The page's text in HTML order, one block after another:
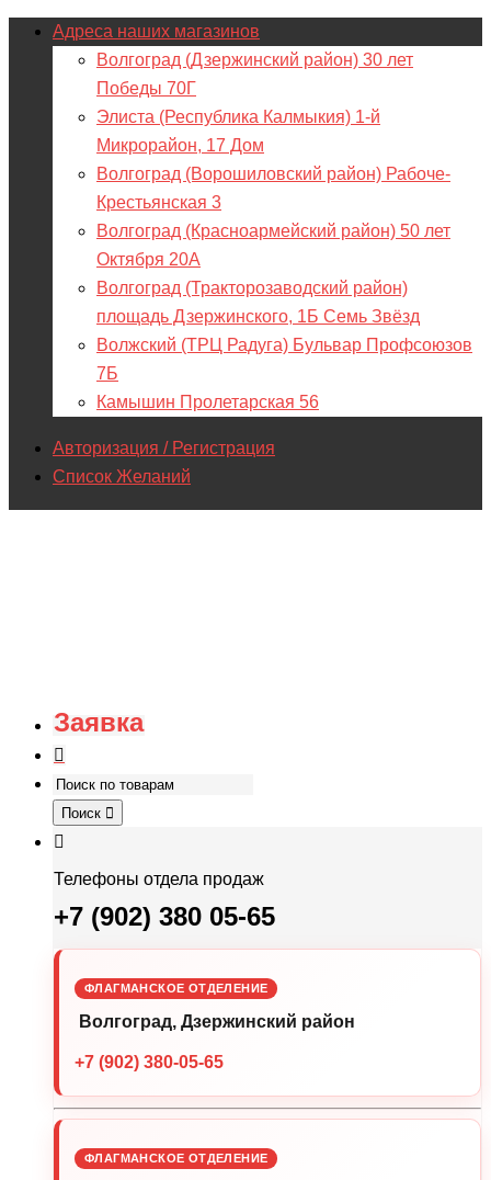
Адреса наших магазинов
Волгоград (Дзержинский район) 30 лет
Победы 70Г
Элиста (Республика Калмыкия) 1-й
Микрорайон, 17 Дом
Волгоград (Ворошиловский район) Рабоче-
Крестьянская 3
Волгоград (Красноармейский район) 50 лет
Октября 20А
Волгоград (Тракторозаводский район)
площадь Дзержинского, 1Б Семь Звёзд
Волжский (ТРЦ Радуга) Бульвар Профсоюзов
7Б
Камышин Пролетарская 56
Авторизация / Регистрация
Список Желаний
Заявка
Поиск
Телефоны отдела продаж
+7 (902) 380 05-65
ФЛАГМАНСКОЕ ОТДЕЛЕНИЕ
Волгоград, Дзержинский район
+7 (902) 380-05-65
ФЛАГМАНСКОЕ ОТДЕЛЕНИЕ